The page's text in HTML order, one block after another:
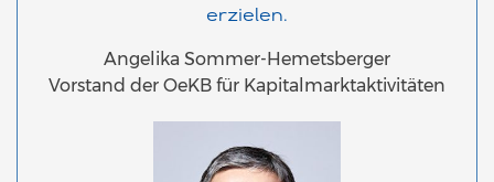
erzielen.
Angelika Sommer-Hemetsberger
Vorstand der OeKB für Kapitalmarktaktivitäten